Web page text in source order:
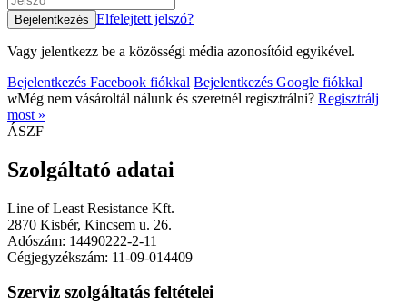
Elfelejtett jelszó?
Vagy jelentkezz be a közösségi média azonosítóid egyikével.
Bejelentkezés Facebook fiókkal Bejelentkezés Google fiókkal
wMég nem vásároltál nálunk és szeretnél regisztrálni? Regisztrálj
most »
ÁSZF
Szolgáltató adatai
Line of Least Resistance Kft.
2870 Kisbér, Kincsem u. 26.
Adószám: 14490222-2-11
Cégjegyzékszám: 11-09-014409
Szerviz szolgáltatás feltételei